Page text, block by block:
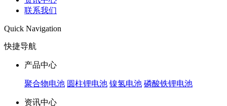
联系我们
Quick Navigation
快捷导航
产品中心
聚合物电池 圆柱锂电池 镍氢电池 磷酸铁锂电池
资讯中心